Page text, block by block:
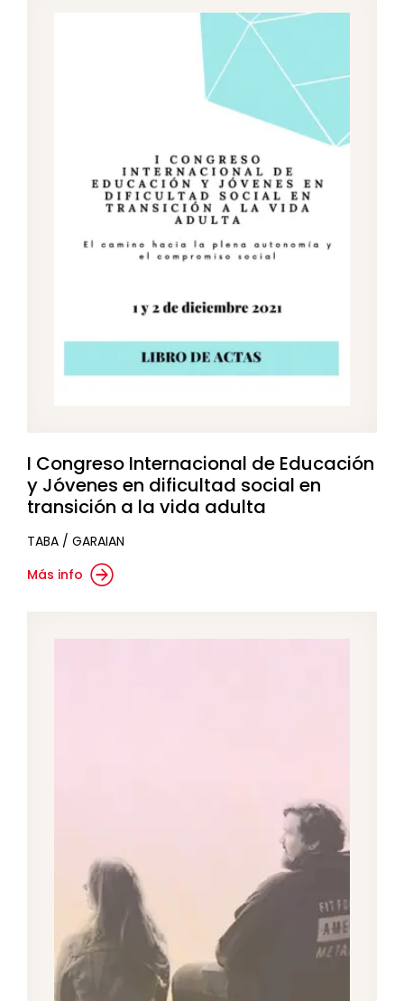
I Congreso Internacional de Educación
y Jóvenes en dificultad social en
transición a la vida adulta
TABA / GARAIAN
Más info